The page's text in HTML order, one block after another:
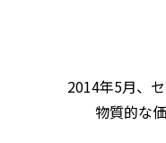
2014年5月、
物質的な